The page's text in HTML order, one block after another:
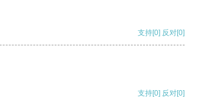
支持[0] 反对[0]
支持[0] 反对[0]